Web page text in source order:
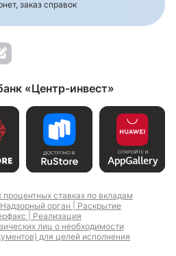
заказ справок
«Центр-инвест»
ставках по вкладам
Надзорный орган | Раскрытие
| Реализация
лиц о необходимости
для целей исполнения